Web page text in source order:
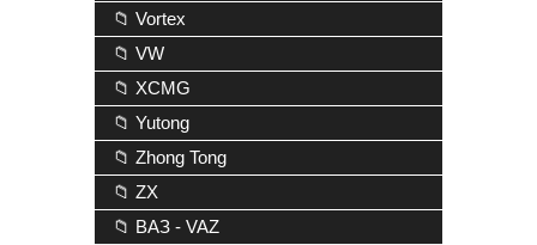
📁 Vortex
📁 VW
📁 XCMG
📁 Yutong
📁 Zhong Tong
📁 ZX
📁 ВАЗ - VAZ